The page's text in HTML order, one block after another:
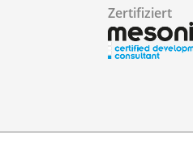
Zertifiziert